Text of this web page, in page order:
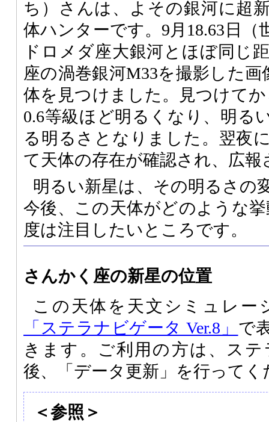
ち）さんは、よその銀河に超
体ハンターです。9月18.63日（
ドロメダ座大銀河とほぼ同じ
座の渦巻銀河M33を撮影した画
体を見つけました。見つけて
0.6等級ほど明るくなり、明る
る明るさとなりました。翌夜
て天体の存在が確認され、広報
明るい新星は、その明るさの
今後、この天体がどのような
度は注目したいところです。
さんかく座の新星の位置
この天体を天文シミュレー
「ステラナビゲータ Ver.8」 で
きます。ご利用の方は、ス
後、「データ更新」を行ってく
＜参照＞